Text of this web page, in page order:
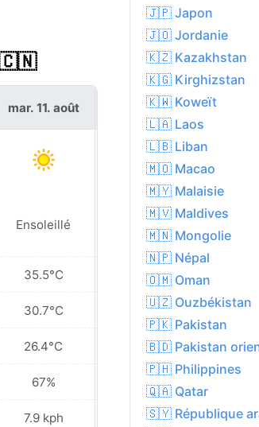
🇨🇳
mar. 11. août
Ensoleillé
35.5°C
30.7°C
26.4°C
67%
7.9 kph
mer. 12. août
36.4°C
31.3°C
26.7°C
66%
9.0 kph
🇯🇵 Japon
🇯🇴 Jordanie
🇰🇿 Kazakhstan
🇰🇬 Kirghizstan
🇰🇼 Koweït
🇱🇦 Laos
🇱🇧 Liban
🇲🇴 Macao
🇲🇾 Malaisie
🇲🇻 Maldives
🇲🇳 Mongolie
🇳🇵 Népal
🇴🇲 Oman
🇺🇿 Ouzbékistan
🇵🇰 Pakistan
🇧🇩 Pakistan
🇵🇭 Philippines
🇶🇦 Qatar
🇸🇾 République